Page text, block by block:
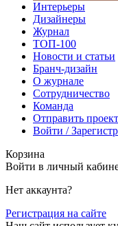
Интерьеры
Дизайнеры
Журнал
ТОП-100
Новости и статьи
Бранч-дизайн
О журнале
Сотрудничество
Команда
Отправить проект
Войти /
Корзина
Войти в личный
Нет аккаунта?
Регистрация на сайте